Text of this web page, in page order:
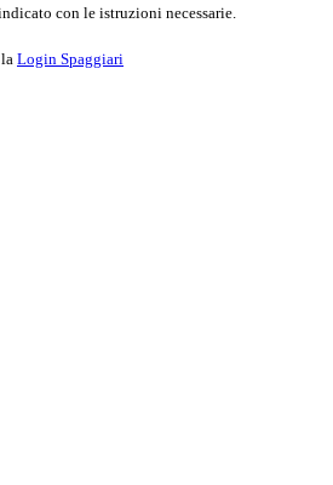
con le istruzioni necessarie.
Login Spaggiari